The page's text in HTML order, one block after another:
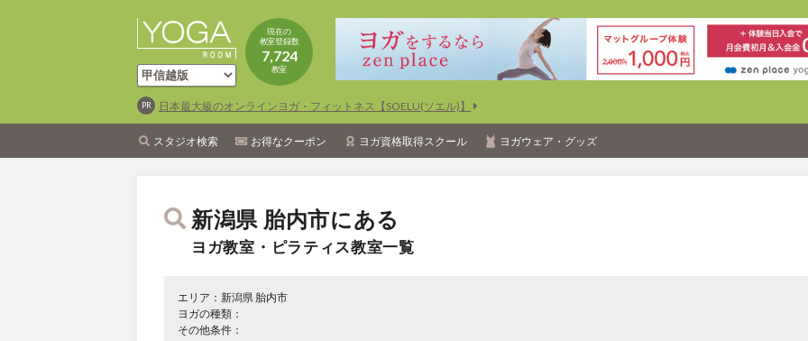
現在の
教室登録数
7,724
教室
日本最大級のオンラインヨガ・フィットネス【SOELU(ソエル)】
スタジオ検索 お得なクーポン ヨガ資格取得スクール ヨガウェア・グッズ
新潟県 胎内市にある
ヨガ教室・ピラティス教室一覧
エリア：新潟県 胎内市
ヨガの種類：
その他条件：